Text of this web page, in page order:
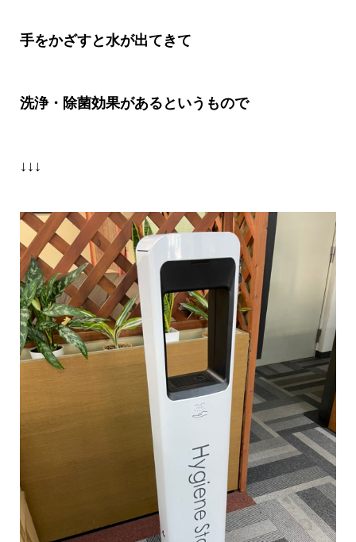
手をかざすと水が出てきて
洗浄・除菌効果があるというもので
↓↓↓